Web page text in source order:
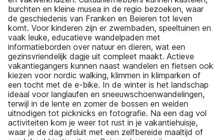
burchten en kleine musea in de regio bezoeken, waar
de geschiedenis van Franken en Beieren tot leven
komt. Voor kinderen zijn er zwembaden, speeltuinen en
vaak leuke, educatieve wandelpaden met
informatieborden over natuur en dieren, wat een
gezinsvriendelijk dagje uit compleet maakt. Actieve
vakantiegangers kunnen naast wandelen en fietsen ook
kiezen voor nordic walking, klimmen in klimparken of
een tocht met de e-bike. In de winter is het landschap
ideaal voor langlaufen en sneeuwschoenwandelingen,
terwijl in de lente en zomer de bossen en weiden
uitnodigen tot picknicks en fotografie. Na een dag vol
activiteiten kom je weer tot rust in je vakantiehuisje,
waar je de dag afsluit met een zelfbereide maaltijd of